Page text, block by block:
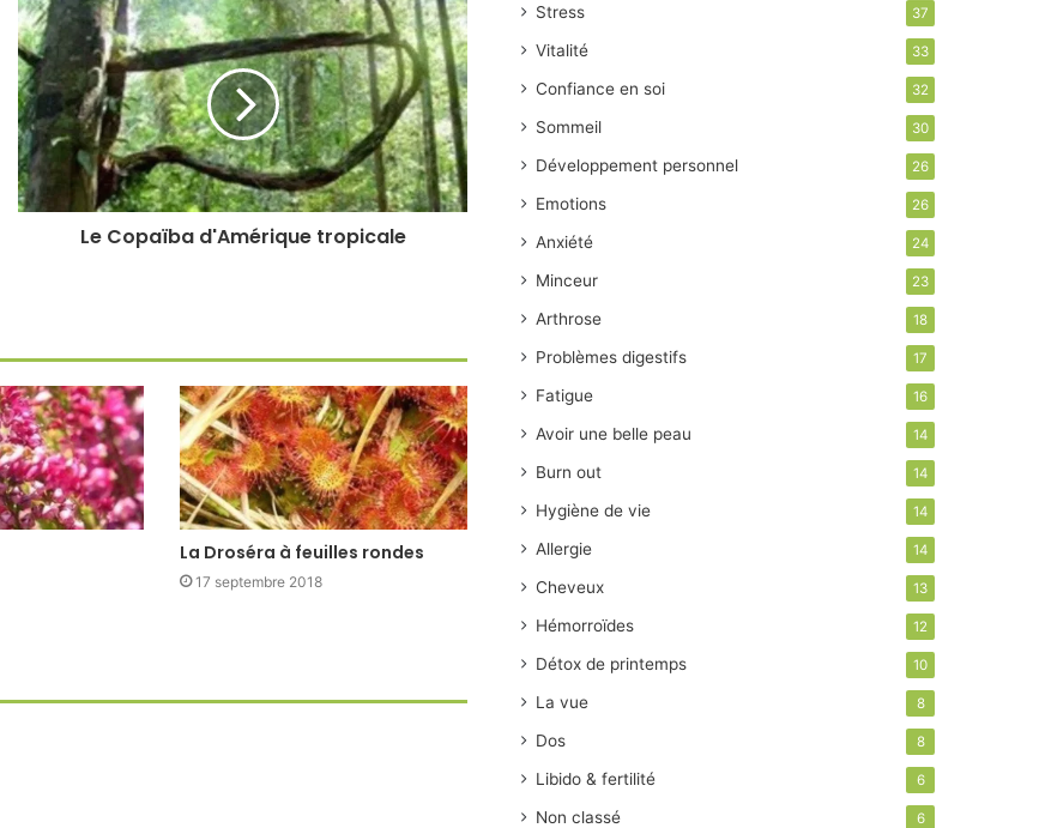
Le Copaïba d'Amérique tropicale
La Droséra à feuilles rondes
17 septembre 2018
Stress 37
Vitalité 33
Confiance en soi 32
Sommeil 30
Développement personnel 26
Emotions 26
Anxiété 24
Minceur 23
Arthrose 18
Problèmes digestifs 17
Fatigue 16
Avoir une belle peau 14
Burn out 14
Hygiène de vie 14
Allergie 14
Cheveux 13
Hémorroïdes 12
Détox de printemps 10
La vue 8
Dos 8
Libido & fertilité 6
Non classé 6